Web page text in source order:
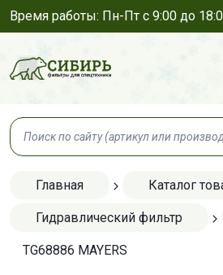
Время работы: Пн-Пт с 9:00 до
Главная Каталог
Гидравлический фильтр
TG68886 MAYERS